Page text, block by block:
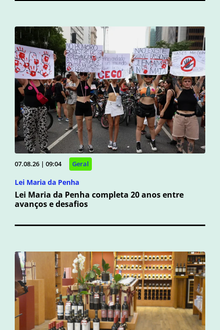
07.08.26 | 09:04 Geral
Lei Maria da Penha
Lei Maria da Penha completa 20 anos entre
avanços e desafios